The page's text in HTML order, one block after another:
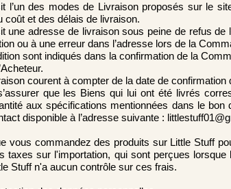
l’un des modes de Livraison proposés sur le
coût et des délais de livraison.
une adresse de livraison sous peine de refus
ou à une erreur dans l’adresse lors de la
sont indiqués dans la confirmation de la
courent à compter de la date de confirmation
que les Biens qui lui ont été livrés
aux spécifications mentionnées dans le
disponible à l’adresse suivante :
vous commandez des produits sur Little Stuff
taxes sur l'importation, qui sont perçues
Stuff n'a aucun contrôle sur ces frais.